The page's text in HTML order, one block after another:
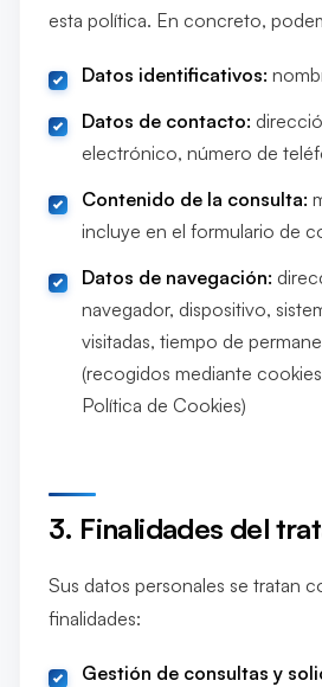
esta política. En concreto,
Datos identificativos:
Datos de contacto:
electrónico, número de
Contenido de la consulta:
incluye en el formulario de
Datos de navegación:
navegador, dispositivo,
visitadas, tiempo de
(recogidos mediante
Política de Cookies)
3. Finalidades del
Sus datos personales se tratan
finalidades:
Gestión de consultas y